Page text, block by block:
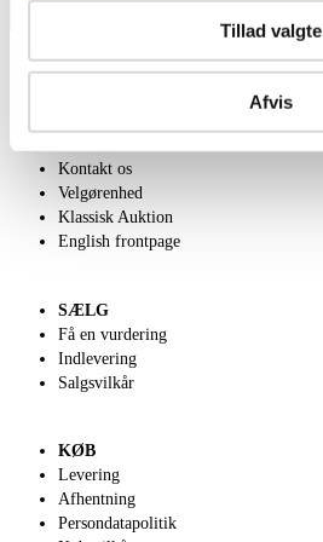
Tillad valgte
Afvis
Kontakt os
Velgørenhed
Klassisk Auktion
English frontpage
SÆLG
Få en vurdering
Indlevering
Salgsvilkår
KØB
Levering
Afhentning
Persondatapolitik